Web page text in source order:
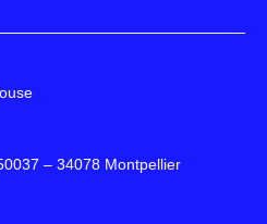
– 34078 Montpellier